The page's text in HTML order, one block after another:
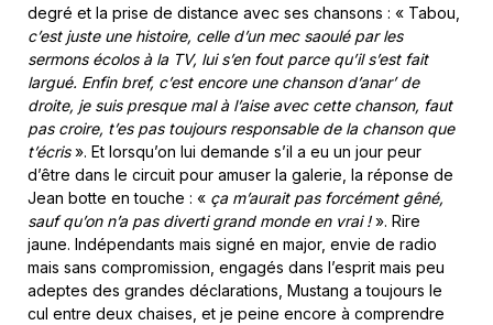
degré et la prise de distance avec ses chansons : « Tabou,
c’est juste une histoire, celle d’un mec saoulé par les
sermons écolos à la TV, lui s’en fout parce qu’il s’est fait
largué. Enfin bref, c’est encore une chanson d’anar’ de
droite, je suis presque mal à l’aise avec cette chanson, faut
pas croire, t’es pas toujours responsable de la chanson que
t’écris». Et lorsqu’on lui demande s’il a eu un jour peur
d’être dans le circuit pour amuser la galerie, la réponse de
Jean botte en touche : « ça m’aurait pas forcément gêné,
sauf qu’on n’a pas diverti grand monde en vrai !». Rire
jaune. Indépendants mais signé en major, envie de radio
mais sans compromission, engagés dans l’esprit mais peu
adeptes des grandes déclarations, Mustang a toujours le
cul entre deux chaises, et je peine encore à comprendre